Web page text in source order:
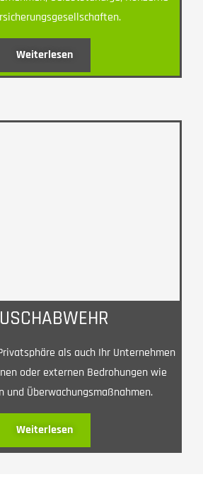
Weiterlesen
als auch Ihr Unternehmen
oder externen Bedrohungen wie
und Überwachungsmaßnahmen.
Weiterlesen